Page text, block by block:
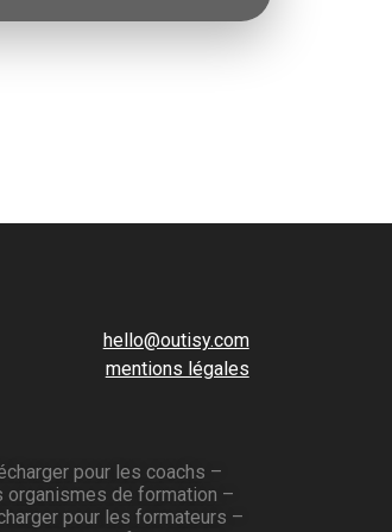
hello@outisy.com
mentions légales
pour les coachs –
organismes de formation –
pour les formateurs –